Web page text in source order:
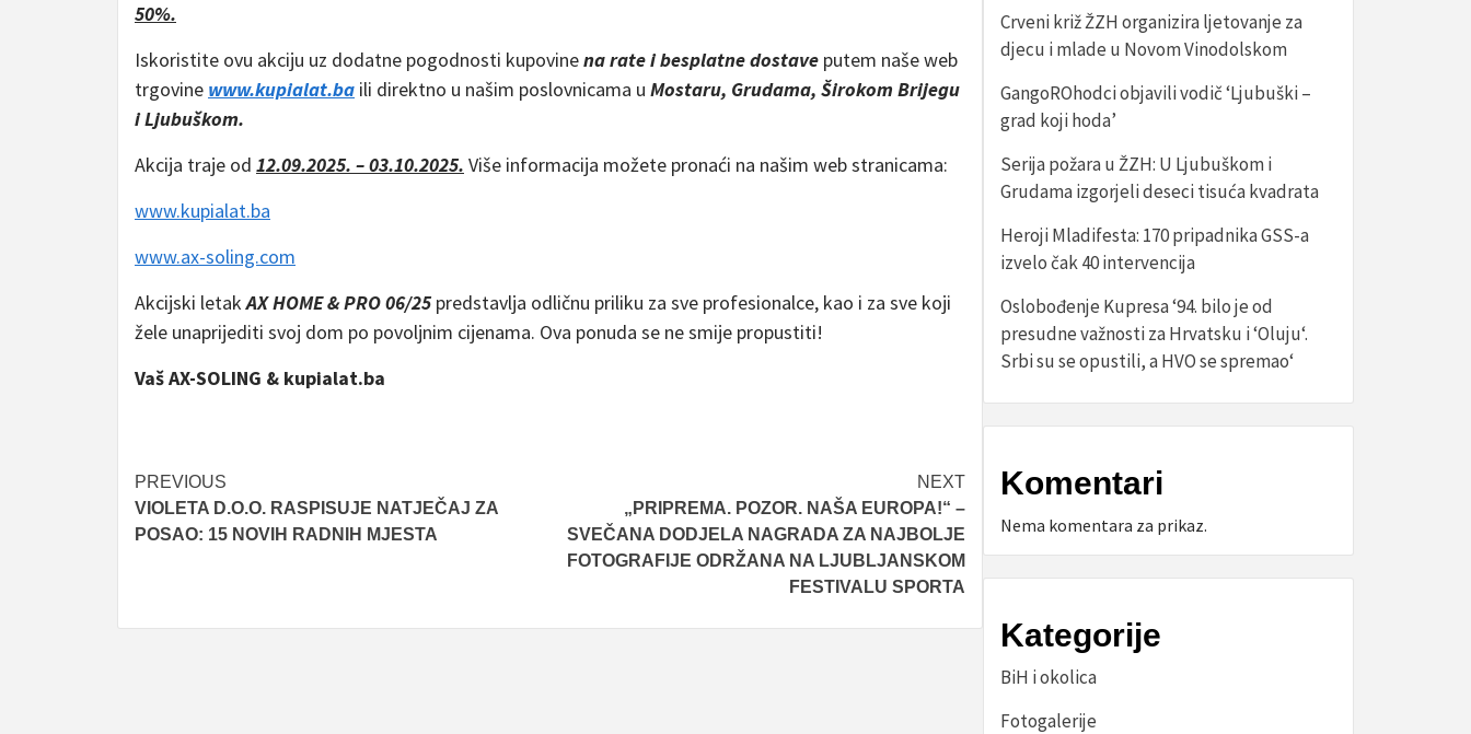
50%.
Iskoristite ovu akciju uz dodatne pogodnosti kupovinena rate i besplatne dostave putem naše web
trgovine www.kupialat.ba ili direktno u našim poslovnicama u Mostaru, Grudama, Širokom Brijegu
i Ljubuškom.
Akcija traje od 12.09.2025. – 03.10.2025. Više informacija možete pronaći na našim web stranicama:
www.kupialat.ba
www.ax-soling.com
Akcijski letakAX HOME & PRO 06/25 predstavlja odličnu priliku za sve profesionalce, kao i za sve koji
žele unaprijediti svoj dom po povoljnim cijenama. Ova ponuda se ne smije propustiti!
Vaš AX-SOLING & kupialat.ba
Post
navigation
PREVIOUS
VIOLETA D.O.O. RASPISUJE NATJEČAJ ZA
POSAO: 15 NOVIH RADNIH MJESTA
NEXT
„PRIPREMA. POZOR. NAŠA EUROPA!“ –
SVEČANA DODJELA NAGRADA ZA NAJBOLJE
FOTOGRAFIJE ODRŽANA NA LJUBLJANSKOM
FESTIVALU SPORTA
Crveni križ ŽZH organizira ljetovanje za
djecu i mlade u Novom Vinodolskom
GangoROhodci objavili vodič ‘Ljubuški –
grad koji hoda’
Serija požara u ŽZH: U Ljubuškom i
Grudama izgorjeli deseci tisuća kvadrata
Heroji Mladifesta: 170 pripadnika GSS-a
izvelo čak 40 intervencija
Oslobođenje Kupresa ‘94. bilo je od
presudne važnosti za Hrvatsku i ‘Oluju‘.
Srbi su se opustili, a HVO se spremao‘
Komentari
Nema komentara za prikaz.
Kategorije
BiH i okolica
Fotogalerije